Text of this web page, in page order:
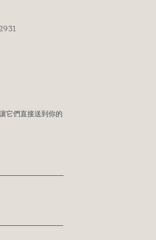
它們直接送到你的